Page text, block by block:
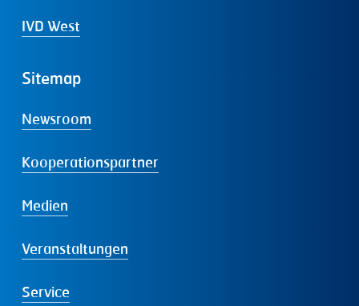
IVD West
Sitemap
Newsroom
Kooperationspartner
Medien
Veranstaltungen
Service